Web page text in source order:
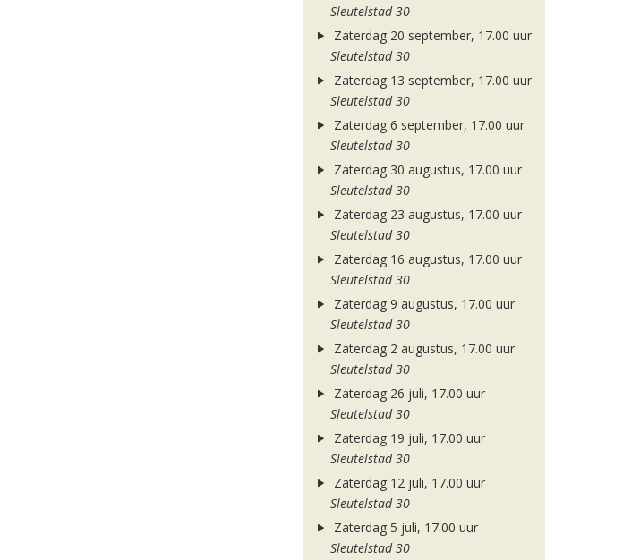
Sleutelstad 30
Zaterdag 20 september, 17.00 uur
Sleutelstad 30
Zaterdag 13 september, 17.00 uur
Sleutelstad 30
Zaterdag 6 september, 17.00 uur
Sleutelstad 30
Zaterdag 30 augustus, 17.00 uur
Sleutelstad 30
Zaterdag 23 augustus, 17.00 uur
Sleutelstad 30
Zaterdag 16 augustus, 17.00 uur
Sleutelstad 30
Zaterdag 9 augustus, 17.00 uur
Sleutelstad 30
Zaterdag 2 augustus, 17.00 uur
Sleutelstad 30
Zaterdag 26 juli, 17.00 uur
Sleutelstad 30
Zaterdag 19 juli, 17.00 uur
Sleutelstad 30
Zaterdag 12 juli, 17.00 uur
Sleutelstad 30
Zaterdag 5 juli, 17.00 uur
Sleutelstad 30